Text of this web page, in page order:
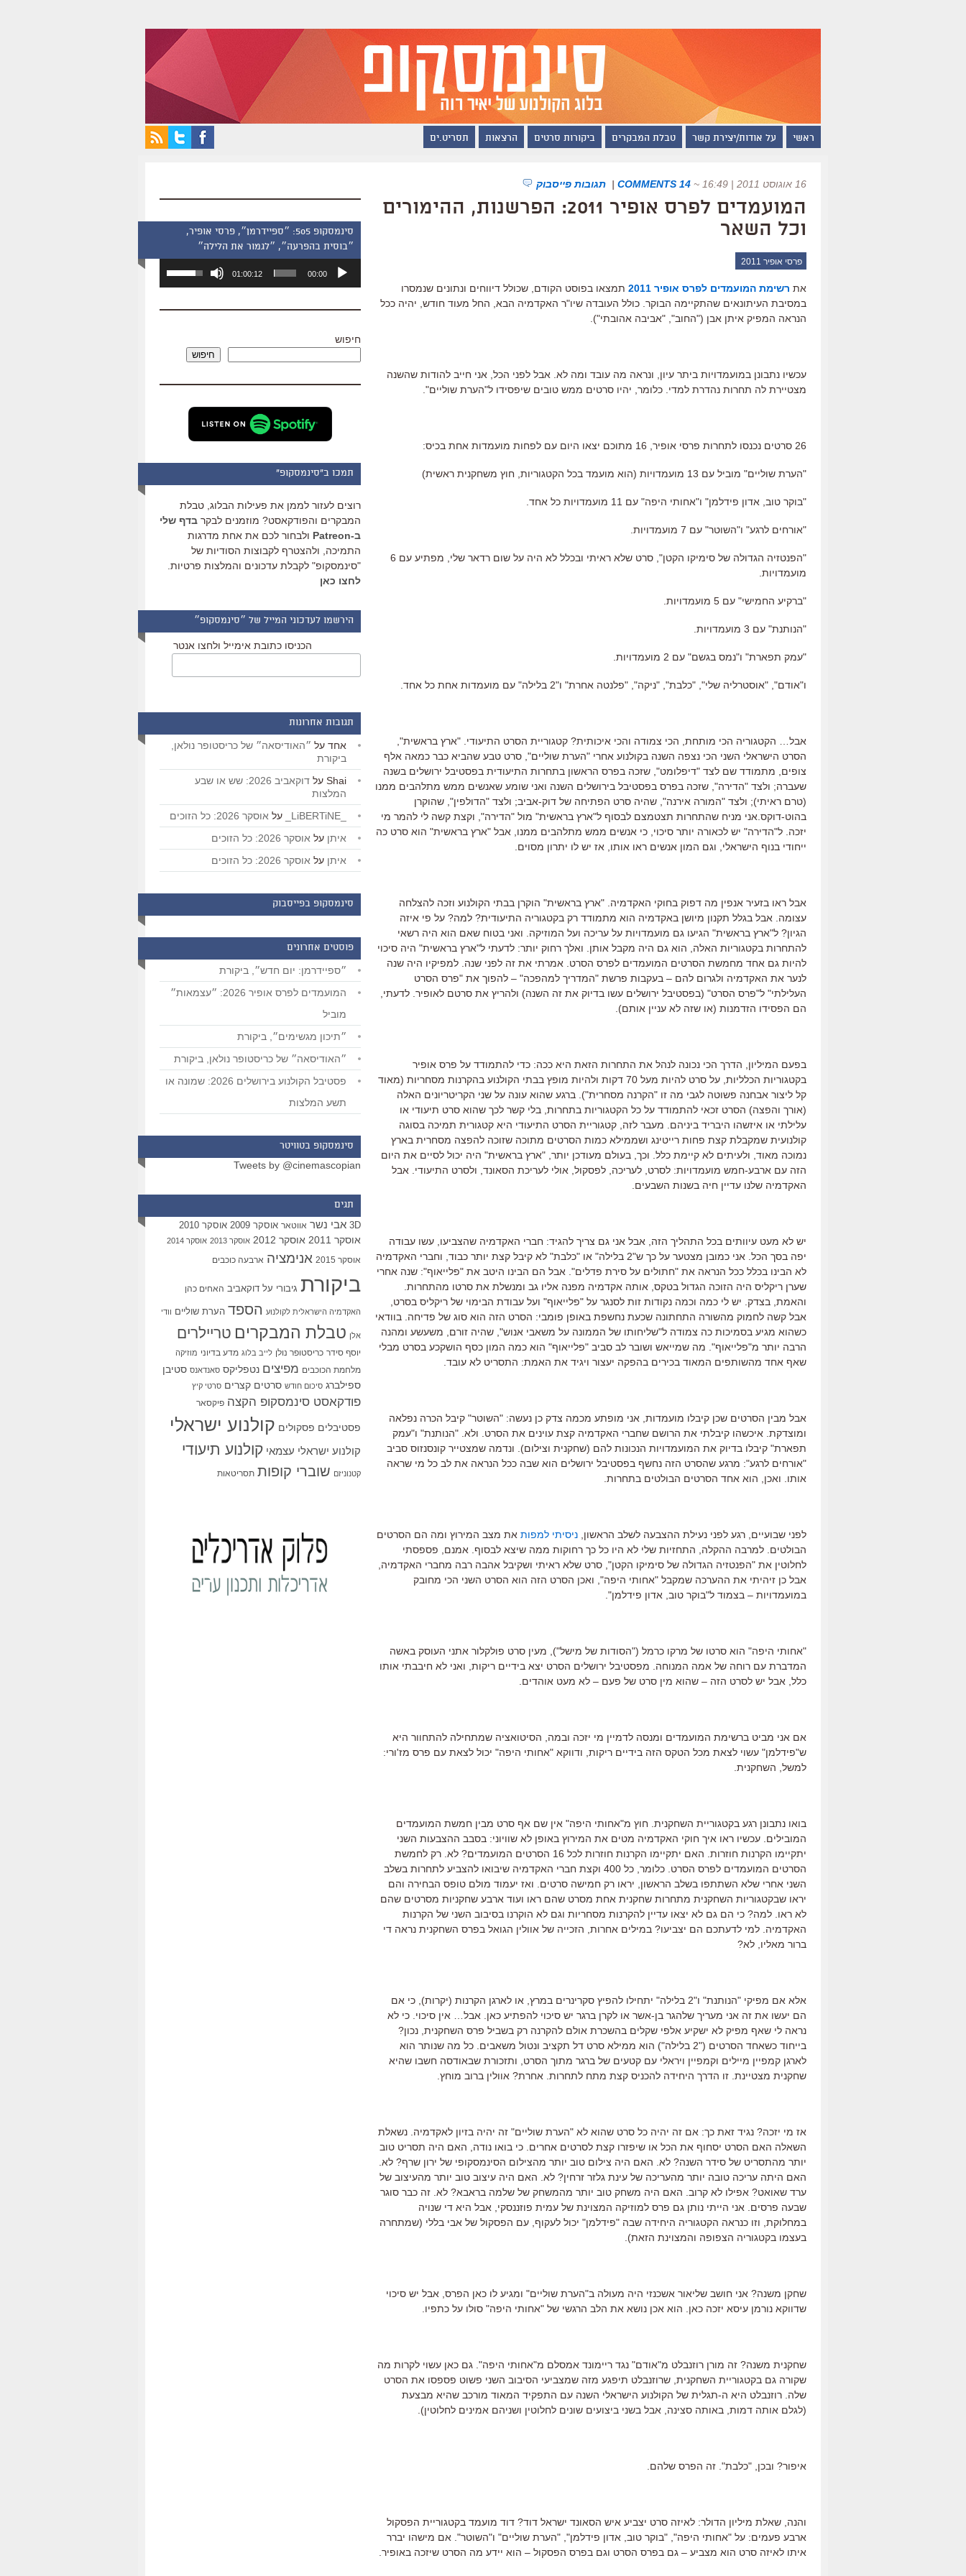
ראשי על אודות/יצירת קשר טבלת המבקרים ביקורות סרטים הרצאות תסריט.ים
16 אוגוסט 2011 | 16:49 ~
14 COMMENTS
| תגובות פייסבוק
המועמדים לפרס אופיר 2011: הפרשנות, ההימורים
וכל השאר
פרסי אופיר 2011
את רשימת המועמדים לפרס אופיר 2011
תמצאו בפוסט הקודם, שכולל דיווחים ונתונים שנמסרו
במסיבת העיתונאים שהתקיימה הבוקר. כולל העובדה שיו"ר האקדמיה הבא, החל מעוד חודש, יהיה ככל
הנראה המפיק איתן אבן ("החוב", "אביבה אהובתי").
עכשיו נתבונן במועמדויות ביתר עיון, ונראה מה עובד ומה לא. אבל לפני הכל, אני חייב להודות שהשנה
מצטיירת לה תחרות נהדרת למדי. כלומר, יהיו סרטים ממש טובים שיפסידו ל"הערת שוליים".
26 סרטים נכנסו לתחרות פרסי אופיר, 16 מתוכם יצאו היום עם לפחות מועמדות אחת בכיס:
"הערת שוליים" מוביל עם 13 מועמדויות (הוא מועמד בכל הקטגוריות, חוץ משחקנית ראשית)
"בוקר טוב, אדון פידלמן" ו"אחותי היפה" עם 11 מועמדויות כל אחד.
"אורחים לרגע" ו"השוטר" עם 7 מועמדויות.
"הפנטזיה הגדולה של סימיקו הקטן", סרט שלא ראיתי ובכלל לא היה על שום רדאר שלי, מפתיע עם 6
מועמדויות.
"ברקיע החמישי" עם 5 מועמדויות.
"הנותנת" עם 3 מועמדויות.
"עמק תפארת" ו"נמס בגשם" עם 2 מועמדויות.
ו"אודם", "אוסטרליה שלי", "כלבת", "ניקה", "פלנטה אחרת" ו"2 בלילה" עם מועמדות אחת כל אחד.
אבל… הקטגוריה הכי מותחת, הכי צמודה והכי איכותית? קטגוריית הסרט התיעודי. "ארץ בראשית",
הסרט הישראלי השני הכי נצפה השנה בקולנוע אחרי "הערת שוליים", סרט טבע שהביא כבר כמאה אלף
צופים, מתמודד שם לצד "דיפלומט", שזכה בפרס הראשון בתחרות התיעודית בפסטיבל ירושלים בשנה
שעברה; ולצד "הדירה", שזכה בפרס בפסטיבל בירושלים השנה ואני שומע שאנשים ממש מתלהבים ממנו
(טרם ראיתי); ולצד "המורה אירנה", שהיה סרט הפתיחה של דוק-אביב; ולצד "הדולפין", שהוקרן
בהוט-דוקס.אני מניח שהתחרות תצטמצם לבסוף ל"ארץ בראשית" מול "הדירה", וקצת קשה לי להמר מי
יזכה. ל"הדירה" יש לכאורה יותר סיכוי, כי אנשים ממש מתלהבים ממנו, אבל "ארץ בראשית" הוא סרט כה
ייחודי בנוף הישראלי, וגם המון אנשים ראו אותו, אז יש לו יתרון מסוים.
אבל ראו בזעיר אנפין מה דפוק בחוקי האקדמיה. "ארץ בראשית" הוקרן בבתי הקולנוע וזכה להצלחה
עצומה. אבל בגלל תקנון מיושן באקדמיה הוא מתמודד רק בקטגוריה התיעודית? למה? על פי איזה
הגיון? ל"ארץ בראשית" הגיעו גם מועמדויות על עריכה ועל המוזיקה. ואני בטוח שאם הוא היה רשאי
להתחרות בקטגוריות האלה, הוא גם היה מקבל אותן. ואלך רחוק יותר: לדעתי ל"ארץ בראשית" היה סיכוי
להיות גם אחד מחמשת הסרטים המועמדים לפרס הסרט. אמרתי את זה לפני שנה. למפיקיו היה שנה
לנער את האקדמיה ולגרום להם – בעקבות פרשת "המדריך למהפכה" – להפוך את "פרס הסרט
העלילתי" ל"פרס הסרט" (בפסטיבל ירושלים עשו בדיוק את זה השנה) ולהריץ את סרטם לאופיר. לדעתי,
הם הפסידו הזדמנות (או שזה לא עניין אותם).
בפעם המיליון, הדרך הכי נכונה לנהל את התחרות הזאת היא ככה: כדי להתמודד על פרס אופיר
בקטגוריות הכלליות, על סרט להיות מעל 70 דקות ולהיות מופץ בבתי הקולנוע בהקרנות מסחריות (מאוד
קל ליצור אבחנה פשוטה לגבי מה זו "הקרנה מסחרית"). ברגע שהוא עונה על שני הקריטריונים האלה
(אורך והפצה) הסרט זכאי להתמודד על כל הקטגוריות בתחרות, בלי קשר לכך שהוא סרט תיעודי או
עלילתי או איזשהו היבריד ביניהם. מעבר לזה, קטגוריית הסרט התיעודי היא קטגורית תמיכה בסוגה
קולנועית שמקבלת קצת פחות רייטינג ושממילא כמות הסרטים מתוכה שזוכה להפצה מסחרית בארץ
נמוכה מאוד, ולעיתים לא קיימת כלל. וכך, בעולם מעודכן יותר, "ארץ בראשית" היה יכול לסיים את היום
הזה עם ארבע-חמש מועמדויות: לסרט, לעריכה, לפסקול, אולי לעריכת הסאונד, ולסרט התיעודי. אבל
האקדמיה שלנו עדיין חיה בשנות השבעים.
יש לא מעט עיוותים בכל התהליך הזה, אבל אני גם צריך להגיד: חברי האקדמיה שהצביעו, עשו עבודה
יפה בסך הכל. אני כמובן מצטער על כך ש"2 בלילה" או "כלבת" לא קיבל קצת יותר כבוד, וחברי האקדמיה
לא הבינו בכלל ככל הנראה את "חתולים על סירת פדלים". אבל הם הבינו היטב את "פלייאוף": שנה אחרי
שערן ריקליס היה הזוכה הגדול בטקס, אותה אקדמיה מפנה אליו גב ומנשלת את סרטו מהתחרות.
והאמת, בצדק. יש לי כמה וכמה נקודות זות לסנגר על "פלייאוף" ועל עבודת הבימוי של ריקליס בסרט,
אבל קשה לחמוק מהשורה התחתונה שכעת נחשפת באופן פומבי: הסרט הזה הוא סוג של פדיחה. בוודאי
כשהוא מגיע בסמיכות כה צמודה ל"שליחותו של הממונה על משאבי אנוש", שהיה זורם, משעשע ומהנה
הרבה יותר מ"פלייאוף". מה שמייאש ושובר לב סביב "פלייאוף" הוא כמה המון כסף הושקכע בסרט מבלי
שאף אחד מהשותפים המאוד בכירים בהפקה יעצור ויגיד את האמת: התסריט לא עובד.
אבל מבין הסרטים שכן קיבלו מועמדות, אני מופתע מכמה צדק כן נעשה: "השוטר" קיבל הכרה נפלאה
ומוצדקת. איכשהו קיבלתי את הרושם שחברי האקדמיה קצת עוינים את הסרט. ולא. "הנותנת" ו"עמק
תפארת" קיבלו בדיוק את המועמדויות הנכונות להם (שחקנית וצילום). ונדמה שמצטייר קונסנזוס סביב
"אורחים לרגע": מרגע שהסרט הזה נחשף בפסטיבל ירושלים הוא שבה ככל הנראה את לב כל מי שראה
אותו. ואכן, הוא אחד הסרטים הבולטים בתחרות.
לפני שבועיים, רגע לפני נעילת ההצבעה לשלב הראשון, ניסיתי למפות את מצב המירוץ ומה הם הסרטים
הבולטים. למרבה ההקלה, התחזיות שלי לא היו כל כך רחוקות ממה שיצא לבסוף. אמנם, פספסתי
לחלוטין את "הפנטזיה הגדולה של סימיקו הקטן", סרט שלא ראיתי ושקיבל אהבה רבה מחברי האקדמיה,
אבל כן זיהיתי את ההערכה שמקבל "אחותי היפה", ואכן הסרט הזה הוא הסרט השני הכי מחובק
במועמדויות – בצמוד ל"בוקר טוב, אדון פידלמן".
"אחותי היפה" הוא סרטו של מרקו כרמל ("הסודות של מישל"), מעין סרט פולקלור אתני העוסק באשה
המדברת עם רוחה של אמה המנוחה. מפסטיבל ירושלים הסרט יצא בידיים ריקות, ואני לא חיבבתי אותו
כלל, אבל יש לסרט הזה – שהוא מין סרט של פעם – לא מעט אוהדים.
אם אני מביט ברשימת המועמדים ומנסה לדמיין מי יזכה ובמה, הסיטואציה שמתחילה להתחוור היא
ש"פידלמן" עשוי לצאת מכל הטקס הזה בידיים ריקות, ודווקא "אחותי היפה" יכול לצאת עם פרס מז'ורי:
למשל, השחקנית.
בואו נתבונן רגע בקטגוריית השחקנית. חוץ מ"אחותי היפה" אין שם אף סרט מבין חמשת המועמדים
המובילים. עכשיו ראו איך חוקי האקדמיה מטים את המירוץ באופן לא שוויוני: בסבב ההצבעות השני
יתקיימו הקרנות חוזרות. האם יתקיימו הקרנות חוזרות לכל 16 הסרטים המועמדים? לא. רק לחמשת
הסרטים המועמדים לפרס הסרט. כלומר, כל 400 וקצת חברי האקדמיה שיבואו להצביע לתחרות בשלב
השני אחרי שלא השתתפו בשלב הראשון, יראו רק חמישה סרטים. ואז יעמוד מולם טופס הבחירה והם
יראו שבקטגוריות השחקנית מתחרות שחקנית אחת מסרט שהם ראו ועוד ארבע שחקניות מסרטים שהם
לא ראו. למה? כי הם גם לא יצאו עדיין להקרנות מסחריות וגם לא הוקרנו בסיבוב השני של הקרנות
האקדמיה. למי לדעתכם הם יצביעו? במילים אחרות, הזכייה של אוולין הגואל בפרס השחקנית נראה די
ברור מאליו, לא?
אלא אם מפיקי "הנותנת" ו"2 בלילה" יתחילו להפיץ סקרינרים במרץ, או לארגן הקרנות (יקרות), כי אם
הם יעשו את זה אני מעריך שלהגר בן-אשר או לקרן ברגר יש סיכוי להפתיע כאן. אבל… אין סיכוי. כי לא
נראה לי שאף מפיק לא ישקיע אלפי שקלים בהשכרת אולם להקרנה רק בשביל פרס השחקנית, נכון?
בייחוד כשאחד הסרטים ("2 בלילה") הוא ממילא סרט דל תקציב ונטול משאבים. כל מה שנותר הוא
לארגן קמפיין מיילים וקמפיין ויראלי עם קטעים של ברגר מתוך הסרט, ותזכורת שבאודסה חשבו שהיא
שחקנית מצטיינת. זו הדרך היחידה להכניס קצת מתח לתחרות. אחרת? אוולין ברוב מוחץ.
אז מי יזכה? נגיד זאת כך: אם זה יהיה כל סרט שהוא לא "הערת שוליים" זה יהיה בזיון לאקדמיה. נשאלת
השאלה האם הסרט יסחוף את הכל או שיפזרו קצת לסרטים אחרים. כי בואו נודה, האם היה תסריט טוב
יותר מהתסריט של סידר השנה? לא. האם היה צילום טוב יותר מהצילום הסינמסקופי של ירון שרף? לא.
האם היתה עריכה טובה יותר מהעריכה של עינת גלזר זרחין? לא. האם היה עיצוב טוב יותר מהעיצוב של
ערד שאואט? אפילו לא קרוב. האם היה משחק טוב יותר מהמשחק של שלמה בראבא? לא. זה כבר סוגר
שבעה פרסים. אני הייתי נותן גם פרס למוזיקה המצוינת של עמית פוזננסקי, אבל היא די שנויה
במחלוקת, וזו כנראה הקטגוריה היחידה שבה "פידלמן" יכול לעקוף, עם הפסקול של אבי בללי (שמתחרה
בעצמו בקטגוריה הצפופה והמצוינת הזאת).
שחקן משנה? אני חושב שליאור אשכנזי היה מעולה ב"הערת שוליים" ומגיע לו כאן הפרס, אבל יש סיכוי
שדווקא נורמן עיסא יזכה כאן. הוא אכן נושא את הלב הרגשי של "אחותי היפה" סולו על כתפיו.
שחקנית משנה? זה מורן רוזנבלט מ"אודם" נגד ריימונד אמסלם מ"אחותי היפה". גם כאן עשוי לקרות מה
שקורה גם בקטגוריית השחקנית, שרוזנבלט תיפגע מזה שמצביעי הסיבוב השני פשוט פספסו את הסרט
שלה. רוזנבלט היא ה-תגלית של הקולנוע הישראלי השנה עם התפקיד המאוד מורכב שהיא מבצעת
(לגלם אותה דמות, באותה סצינה, אבל בשני ביצועים שונים לחלוטין ושניהם אמינים לחלוטין).
איפור? ובכן, "כלבת". זה הפרס שלהם.
והנה, שאלת מיליון הדולר: לאיזה סרט יצביע איש הסאונד ישראל דוד? דוד מועמד בקטגוריית הפסקול
ארבע פעמים: על "אחותי היפה", "בוקר טוב, אדון פידלמן", "הערת שוליים" ו"השוטר". אם מישהו יברר
איתו לאיזה סרט הוא מצביע – גם בפרס הסרט וגם בפרס הפסקול – הוא יידע מה הסרט שיזכה באופיר.
סינמסקופ 505: ״ספיידרמן״, פרסי אופיר,
״בוסית בהפרעה״, ״לגמור את הלילה״
אודיו
00:00
01:00:12
השתמש
כדי
שמע.
חיפוש
חיפוש
תמכו ב"סינמסקופ"
רוצים לעזור לממן את פעילות הבלוג, טבלת
המבקרים והפודקאסט? מוזמנים לבקר בדף שלי
ב-Patreon
ולבחור לכם את אחת מדרגות
התמיכה, ולהצטרף לקבוצות הסודיות של
"סינמסקופ" לקבלת עדכונים והמלצות פרטיות.
לחצו כאן
הירשמו לעדכוני המייל של ״סינמסקופ״
הכניסו כתובת אימייל ולחצו אנטר
תגובות אחרונות
אחד על ״האודיסאה״ של כריסטופר נולאן,
ביקורת
Shai על
דוקאביב 2026: שש או שבע
המלצות
על אוסקר 2026: כל הזוכים
איתן על אוסקר 2026: כל הזוכים
איתן על אוסקר 2026: כל הזוכים
סינמסקופ בפייסבוק
פוסטים אחרונים
״ספיידרמן: יום חדש״, ביקורת
המועמדים לפרס אופיר 2026: ״עצמאות״
מוביל
״תיכון מגשימים״, ביקורת
״האודיסאה״ של כריסטופר נולאן, ביקורת
פסטיבל הקולנוע בירושלים 2026: שמונה או
תשע המלצות
סינמסקופ בטוויטר
Tweets by @cinemascopian
תגים
3D אבי נשר אווטאר אוסקר 2009 אוסקר 2010
אוסקר 2011 אוסקר 2012 אוסקר 2013 אוסקר 2014
אוסקר 2015 אנימציה ארבעה כוכבים
ביקורת גיבורי על דוקאביב האחים כהן
האקדמיה הישראלית לקולנוע הספד הערת שוליים וודי
אלן טבלת המבקרים טריילרים
יוסף סידר כריסטופר נולן לייב בלוג מדע בדיוני מוזיקה
מלחמת הכוכבים מפיצים נטפליקס סאנדאנס סטיבן
ספילברג סיכום חודש סרטים קצרים סרטי קיץ
פודקאסט סינמסקופ הקצה פיקסאר
פסטיבלים פסקולים קולנוע ישראלי
קולנוע ישראלי עצמאי קולנוע תיעודי
קטנוניזם שוברי קופות תסריטאות